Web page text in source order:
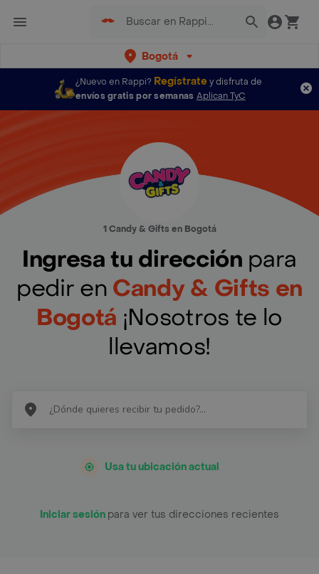
Bogotá
¿Nuevo en Rappi? Regístratey disfruta de
envíos gratis por semanas Aplican TyC
1 Candy & Gifts en Bogotá
Ingresa tu dirección para
pedir en Candy & Gifts en
Bogotá ¡Nosotros te lo
llevamos!
Usa tu ubicación actual
Iniciar sesión para ver tus direcciones recientes